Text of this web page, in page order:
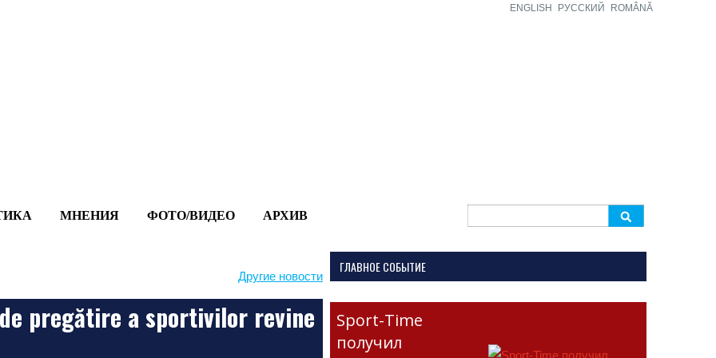
ENGLISH РУССКИЙ ROMÂNĂ
МНЕНИЯ ФОТО/ВИДЕО АРХИВ
Другие новости
de pregătire a sportivilor revine
ГЛАВНОЕ СОБЫТИЕ
Sport-Time
получил